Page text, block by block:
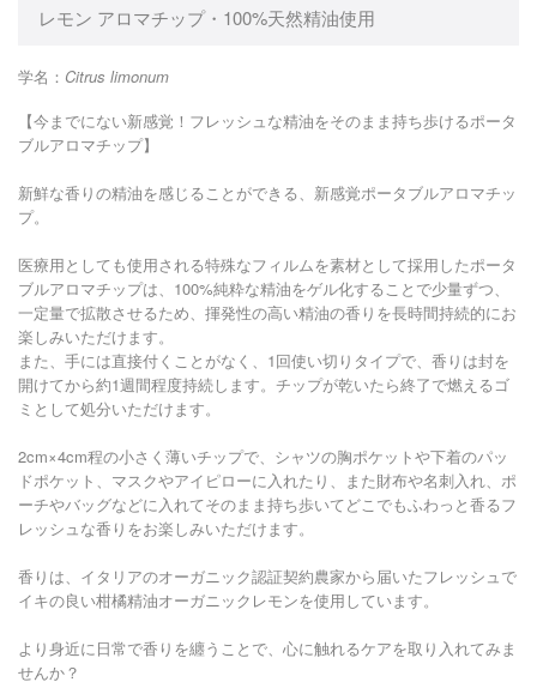
レモン アロマチップ・100%天然精油使用
学名： Citrus limonum
【今までにない新感覚！フレッシュな精油をそのまま持ち歩けるポータ
ブルアロマチップ】
新鮮な香りの精油を感じることができる、新感覚ポータブルアロマチッ
プ。
医療用としても使用される特殊なフィルムを素材として採用したポータ
ブルアロマチップは、100%純粋な精油をゲル化することで少量ずつ、
一定量で拡散させるため、揮発性の高い精油の香りを長時間持続的にお
楽しみいただけます。
また、手には直接付くことがなく、1回使い切りタイプで、香りは封を
開けてから約1週間程度持続します。チップが乾いたら終了で燃えるゴ
ミとして処分いただけます。
2cm×4cm程の小さく薄いチップで、シャツの胸ポケットや下着のパッ
ドポケット、マスクやアイピローに入れたり、また財布や名刺入れ、ポ
ーチやバッグなどに入れてそのまま持ち歩いてどこでもふわっと香るフ
レッシュな香りをお楽しみいただけます。
香りは、イタリアのオーガニック認証契約農家から届いたフレッシュで
イキの良い柑橘精油オーガニックレモンを使用しています。
より身近に日常で香りを纏うことで、心に触れるケアを取り入れてみま
せんか？